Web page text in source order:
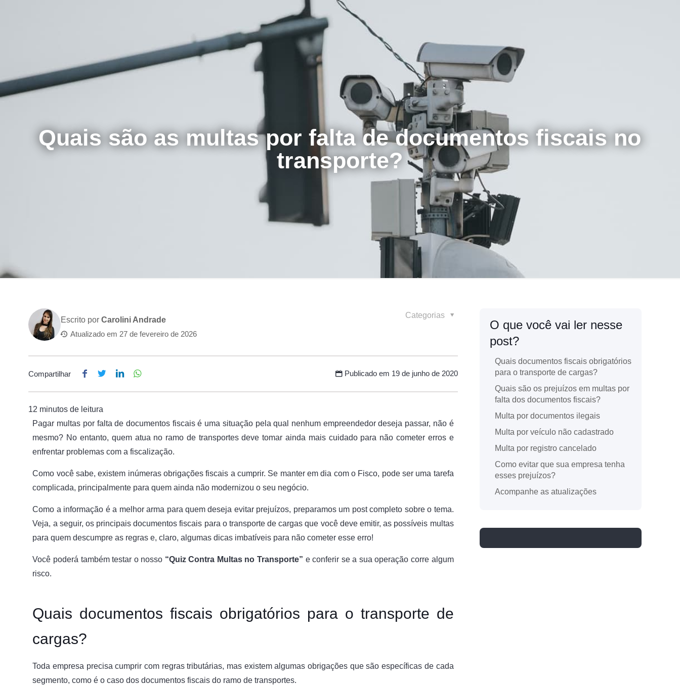
Quais são as multas por falta de documentos fiscais no
transporte?
Escrito por Carolini Andrade
Atualizado em 27 de fevereiro de 2026
Categorias
Compartilhar Publicado em 19 de junho de 2020
Pagar multas por falta de documentos fiscais é uma situação pela qual nenhum empreendedor deseja passar, não é
mesmo? No entanto, quem atua no ramo de transportes deve tomar ainda mais cuidado para não cometer erros e
enfrentar problemas com a fiscalização.
Como você sabe, existem inúmeras obrigações fiscais a cumprir. Se manter em dia com o Fisco, pode ser uma tarefa
complicada, principalmente para quem ainda não modernizou o seu negócio.
Como a informação é a melhor arma para quem deseja evitar prejuízos, preparamos um post completo sobre o tema.
Veja, a seguir, os principais documentos fiscais para o transporte de cargas que você deve emitir, as possíveis multas
para quem descumpre as regras e, claro, algumas dicas imbatíveis para não cometer esse erro!
Você poderá também testar o nosso “Quiz Contra Multas no Transporte” e conferir se a sua operação corre algum
risco.
Quais documentos fiscais obrigatórios para o transporte de
cargas?
Toda empresa precisa cumprir com regras tributárias, mas existem algumas obrigações que são específicas de cada
segmento, como é o caso dos documentos fiscais do ramo de transportes.
O que você vai ler nesse
post?
Quais documentos fiscais obrigatórios
para o transporte de cargas?
Quais são os prejuízos em multas por
falta dos documentos fiscais?
Multa por documentos ilegais
Multa por veículo não cadastrado
Multa por registro cancelado
Como evitar que sua empresa tenha
esses prejuízos?
Acompanhe as atualizações